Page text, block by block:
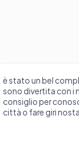
è stato un bel
sono divertita con i
consiglio per
città o fare giri